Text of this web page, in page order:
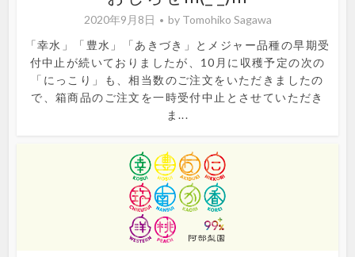
2020年9月8日 by Tomohiko Sagawa
「幸水」「豊水」「あきづき」とメジャー品種の早期受
付中止が続いておりましたが、10月に収穫予定の次の
「にっこり」も、相当数のご注文をいただきましたの
で、箱商品のご注文を一時受付中止とさせていただき
ま...